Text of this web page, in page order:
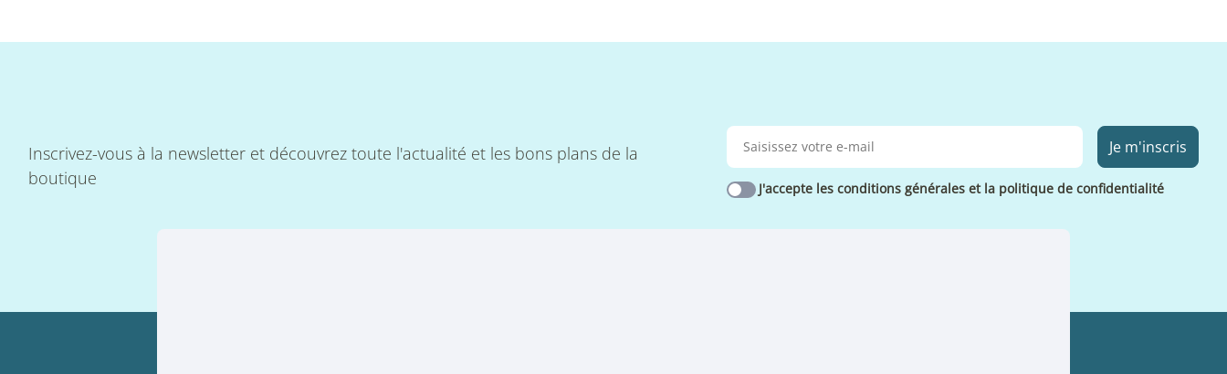
Inscrivez-vous à la newsletter et découvrez toute l'actualité et les bons plans de la
boutique
Je m'inscris
J'accepte les conditions générales et la politique de confidentialité